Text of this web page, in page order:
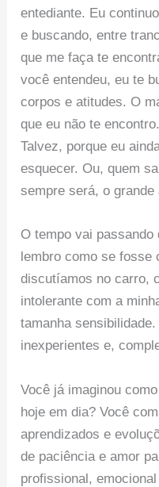
entediante. Eu
e buscando, entre
que me faça te
você entendeu, eu te
corpos e atitudes. O
que eu não te
Talvez, porque eu
esquecer. Ou, quem
sempre será, o grande
O tempo vai
lembro como se fosse
discutíamos no carro,
intolerante com a
tamanha
inexperientes e,
Você já imaginou
hoje em dia? Você
aprendizados e
de paciência e amor
profissional,